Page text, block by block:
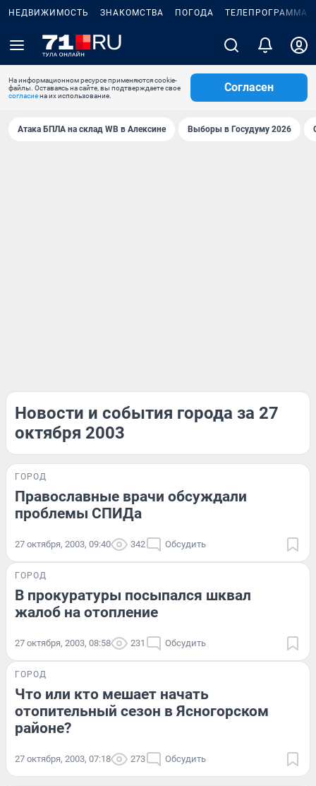
НЕДВИЖИМОСТЬ ЗНАКОМСТВА ПОГОДА ТЕЛЕПРОГРАММА
На информационном ресурсе применяются cookie-
файлы. Оставаясь на сайте, вы подтверждаете свое
согласиена их использование.
Согласен
Атака БПЛА на склад WB в Алексине Выборы в Госудуму 2026
Новости и события города за 27
октября 2003
ГОРОД
Православные врачи обсуждали
проблемы СПИДа
27 октября, 2003, 09:40 342 Обсудить
ГОРОД
В прокуратуры посыпался шквал
жалоб на отопление
27 октября, 2003, 08:58 231 Обсудить
ГОРОД
Что или кто мешает начать
отопительный сезон в Ясногорском
районе?
27 октября, 2003, 07:18 273 Обсудить